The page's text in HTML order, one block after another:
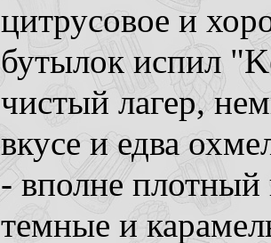
цитрусовое и
бутылок испил
чистый лагер,
вкусе и едва
- вполне
темные и